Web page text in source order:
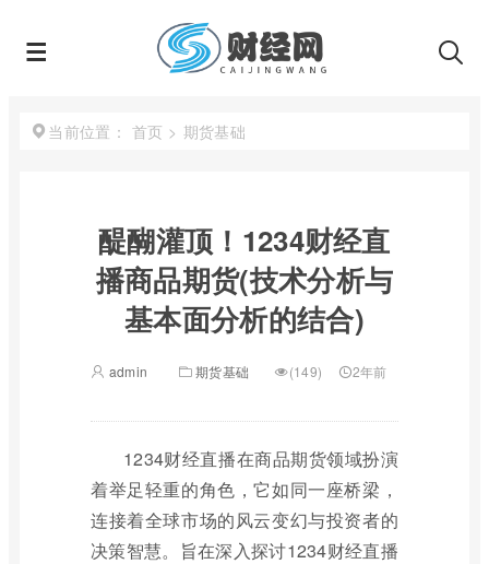
当前位置： 首页 > 期货基础
醍醐灌顶！1234财经直
播商品期货(技术分析与
基本面分析的结合)
admin 期货基础 (149) 2年前
1234财经直播在商品期货领域扮演
着举足轻重的角色，它如同一座桥梁，
连接着全球市场的风云变幻与投资者的
决策智慧。旨在深入探讨1234财经直播